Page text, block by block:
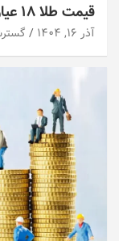
قیمت طلا ۱۸ عیار امروز ۱۶ آذر اعلام شد + جدول
آذر ۱۶, ۱۴۰۴